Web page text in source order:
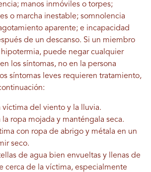
manos inmóviles o torpes;
o marcha inestable; somnolencia
aparente; e incapacidad
de un descanso. Si un miembro
puede negar cualquier
los síntomas, no en la persona
síntomas leves requieren tratamiento,
víctima del viento y la lluvia.
ropa mojada y manténgala seca.
con ropa de abrigo y métala en un
seco.
de agua bien envueltas y llenas de
cerca de la víctima, especialmente